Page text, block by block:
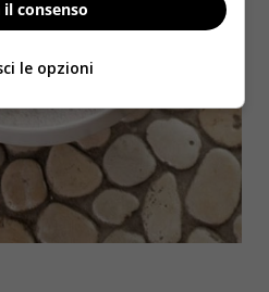
il consenso
le opzioni